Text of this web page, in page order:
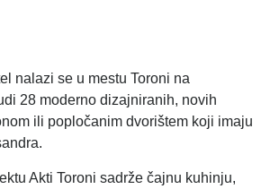
nalazi se u mestu Toroni na
28 moderno dizajniranih, novih
ili popločanim dvorištem koji imaju
Akti Toroni sadrže čajnu kuhinju,